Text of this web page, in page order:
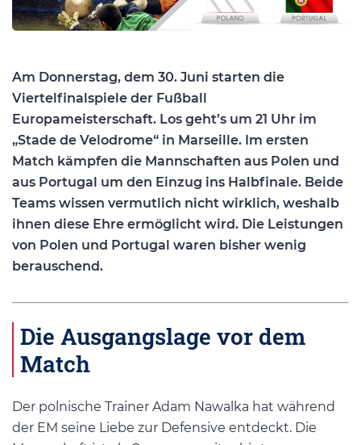
Am Donnerstag, dem 30. Juni starten die
Viertelfinalspiele der Fußball
Europameisterschaft. Los geht’s um 21 Uhr im
„Stade de Velodrome“ in Marseille. Im ersten
Match kämpfen die Mannschaften aus Polen und
aus Portugal um den Einzug ins Halbfinale. Beide
Teams wissen vermutlich nicht wirklich, weshalb
ihnen diese Ehre ermöglicht wird. Die Leistungen
von Polen und Portugal waren bisher wenig
berauschend.
Die Ausgangslage vor dem
Match
Der polnische Trainer Adam Nawalka hat während
der EM seine Liebe zur Defensive entdeckt. Die